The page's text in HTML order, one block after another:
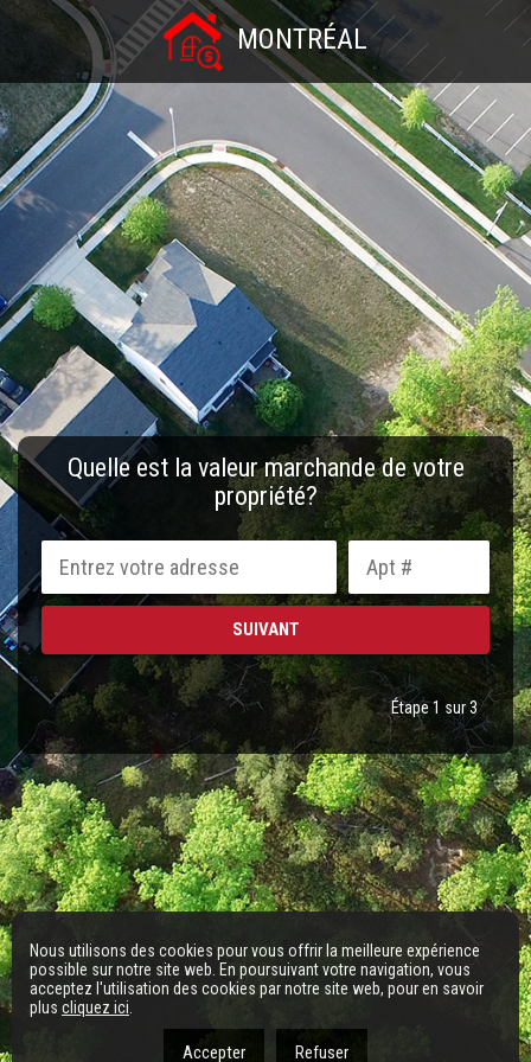
MONTRÉAL
Quelle est la valeur marchande de votre
propriété?
Étape 1 sur 3
Nous utilisons des cookies pour vous offrir la meilleure expérience
possible sur notre site web. En poursuivant votre navigation, vous
acceptez l'utilisation des cookies par notre site web, pour en savoir
plus cliquez ici
Accepter Refuser